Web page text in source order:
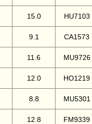
15.0 HU7103
9.1 CA1573
11.6 MU9726
12.0 HO1219
8.8 MU5301
12.8 FM9339